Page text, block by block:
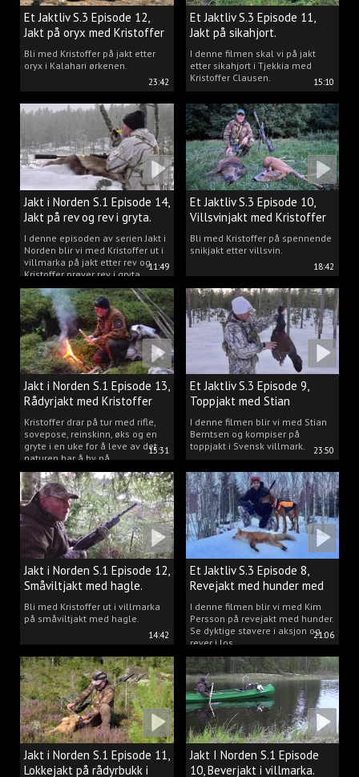
23:42
Et Jaktliv S.3 Episode 12,
Jakt på oryx med Kristoffer
Clausen
Bli med Kristoffer på jakt etter
oryx i Kalahari ørkenen.
15:10
Et Jaktliv S.3 Episode 11,
Jakt på sikahjort.
I denne filmen skal vi på jakt
etter sikahjort i Tjekkia med
Kristoffer Clausen.
11:49
Jakt i Norden S.1 Episode 14,
Jakt på rev og rev i gryta.
I denne episoden av serien Jakt i
Norden blir vi med Kristoffer ut i
villmarka på jakt etter rev og
Kristoffer prøver rev i gryta.
18:42
Et Jaktliv S.3 Episode 10,
Villsvinjakt med Kristoffer
Bli med Kristoffer på spennende
snikjakt etter villsvin.
15:31
Jakt i Norden S.1 Episode 13,
Rådyrjakt med Kristoffer
Clausen
Kristoffer drar på tur med rifle,
sovepose, reinskinn, øks og en
gryte i en uke for å leve av det
naturen har å by på.
23:50
Et Jaktliv S.3 Episode 9,
Toppjakt med Stian
Berntsen
I denne filmen blir vi med Stian
Berntsen og kompiser på
toppjakt i Svensk villmark.
14:42
Jakt i Norden S.1 Episode 12,
Småviltjakt med hagle.
Bli med Kristoffer ut i villmarka
på småviltjakt med hagle.
21:06
Et Jaktliv S.3 Episode 8,
Revejakt med hunder med
Kim Persson.
I denne filmen blir vi med Kim
Persson på revejakt med hunder.
Se dyktige støvere i aksjon og
rever i los.
Jakt i Norden S.1 Episode 11,
Lokkejakt på rådyrbukk i
Jakt I Norden S.1 Episode
10, Beverjakt i villmarka.